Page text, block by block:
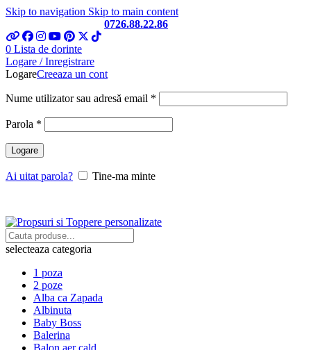
Skip to navigation Skip to main content
0726.88.22.86
0 Lista de dorinte
Logare / Inregistrare
LogareCreeaza un cont
Nume utilizator sau adresă email *
Parola *
Logare
Ai uitat parola? Tine-ma minte
selecteaza categoria
1 poza
2 poze
Alba ca Zapada
Albinuta
Baby Boss
Balerina
Balon aer cald